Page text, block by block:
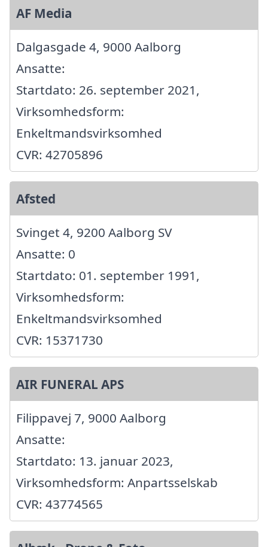
AF Media
Dalgasgade 4, 9000 Aalborg
Ansatte:
Startdato: 26. september 2021,
Virksomhedsform:
Enkeltmandsvirksomhed
CVR: 42705896
Afsted
Svinget 4, 9200 Aalborg SV
Ansatte: 0
Startdato: 01. september 1991,
Virksomhedsform:
Enkeltmandsvirksomhed
CVR: 15371730
AIR FUNERAL APS
Filippavej 7, 9000 Aalborg
Ansatte:
Startdato: 13. januar 2023,
Virksomhedsform: Anpartsselskab
CVR: 43774565